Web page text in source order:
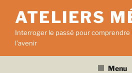
contenu
principal
ATELIERS
Interroger le passé pour
l'avenir
Menu